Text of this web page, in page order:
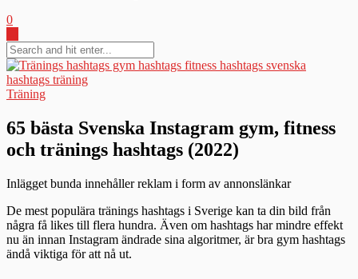
0
Träning
65 bästa Svenska Instagram gym, fitness
och tränings hashtags (2022)
Inlägget bunda innehåller reklam i form av annonslänkar
De mest populära tränings hashtags i Sverige kan ta din bild från
några få likes till flera hundra. Även om hashtags har mindre effekt
nu än innan Instagram ändrade sina algoritmer, är bra gym hashtags
ändå viktiga för att nå ut.